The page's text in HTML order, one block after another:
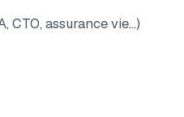
CTO, assurance vie…)